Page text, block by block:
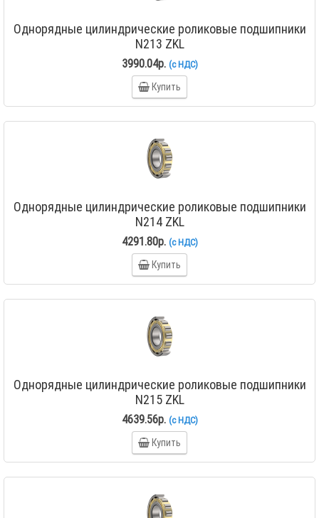
Однорядные цилиндрические роликовые подшипники
N213 ZKL
3990.04р. (с НДС)
Купить
Однорядные цилиндрические роликовые подшипники
N214 ZKL
4291.80р. (с НДС)
Купить
Однорядные цилиндрические роликовые подшипники
N215 ZKL
4639.56р. (с НДС)
Купить